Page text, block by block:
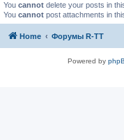
You cannot delete your posts in
You cannot post attachments in
Home Форумы R-TT
Powered by